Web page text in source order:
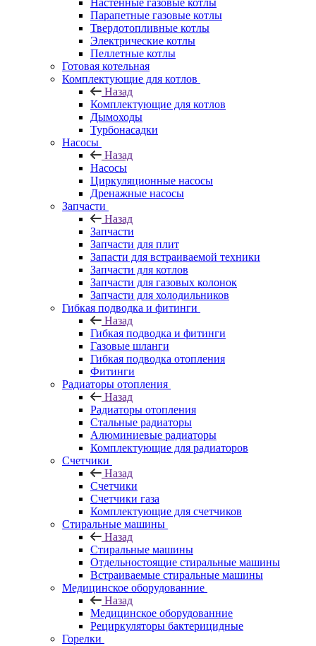
Настенные газовые котлы
Парапетные газовые котлы
Твердотопливные котлы
Электрические котлы
Пеллетные котлы
Готовая котельная
Комплектующие для котлов
Назад
Комплектующие для котлов
Дымоходы
Турбонасадки
Насосы
Назад
Насосы
Циркуляционные насосы
Дренажные насосы
Запчасти
Назад
Запчасти
Запчасти для плит
Запасти для встраиваемой техники
Запчасти для котлов
Запчасти для газовых колонок
Запчасти для холодильников
Гибкая подводка и фитинги
Назад
Гибкая подводка и фитинги
Газовые шланги
Гибкая подводка отопления
Фитинги
Радиаторы отопления
Назад
Радиаторы отопления
Стальные радиаторы
Алюминиевые радиаторы
Комплектующие для радиаторов
Счетчики
Назад
Счетчики
Счетчики газа
Комплектующие для счетчиков
Стиральные машины
Назад
Стиральные машины
Отдельностоящие стиральные машины
Встраиваемые стиральные машины
Медицинское оборудованние
Назад
Медицинское оборудованние
Рециркуляторы бактерицидные
Горелки